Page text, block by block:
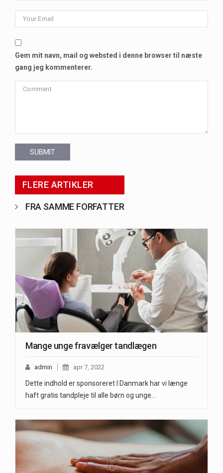
Gem mit navn, mail og websted i denne browser til næste
gang jeg kommenterer.
SUBMIT
FLERE ARTIKLER
FRA SAMME FORFATTER
Mange unge fravælger tandlægen
admin apr 7, 2022
Dette indhold er sponsoreret I Danmark har vi længe
haft gratis tandpleje til alle børn og unge…